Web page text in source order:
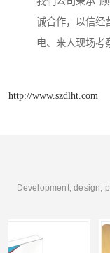
诚合作，以信经
电、来人现场考
http://www.szdlht.com
Development, design,